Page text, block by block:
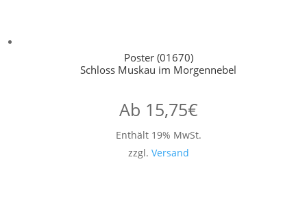
Poster (01670)
Schloss Muskau im Morgennebel
Ab 15,75€
Enthält 19% MwSt.
zzgl. Versand